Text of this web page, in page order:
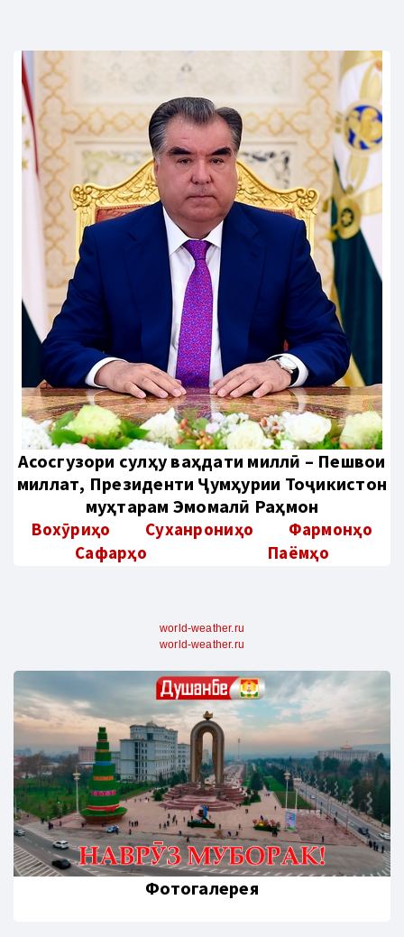
Aсосгузори сулҳу ваҳдати миллӣ – Пешвои
миллат, Президенти Ҷумҳурии Тоҷикистон
муҳтарам Эмомалӣ Раҳмон
Вохӯриҳо Суханрониҳо
Фармонҳо
Сафарҳо
Паёмҳо
world-weather.ru
world-weather.ru
Фотогалерея